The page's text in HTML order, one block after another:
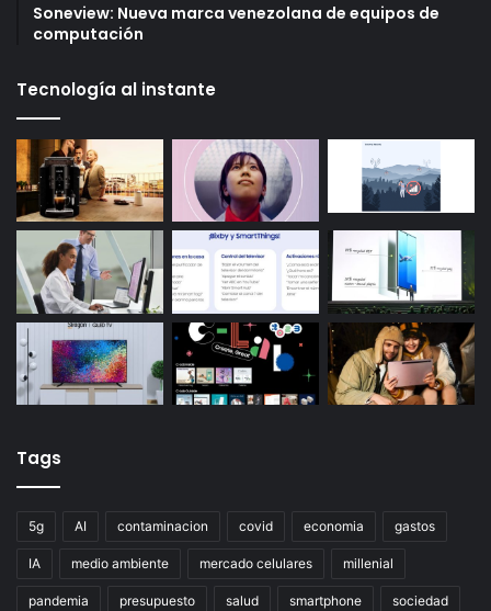
Soneview: Nueva marca venezolana de equipos de
computación
Tecnología al instante
Tags
5g AI contaminacion covid economia gastos
IA medio ambiente mercado celulares millenial
pandemia presupuesto salud smartphone sociedad